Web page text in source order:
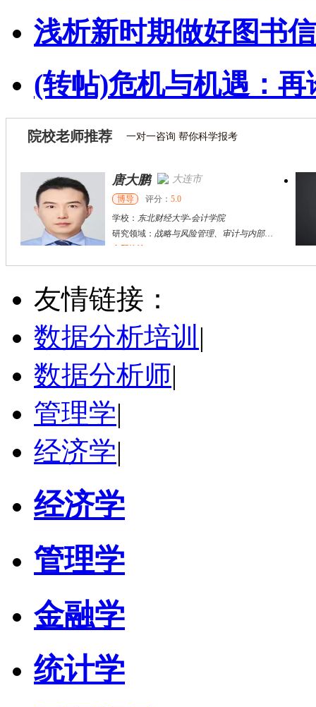
浅析新时期做好图书
(转帖)危机与机遇：再
院校老师推荐 一对一咨询 帮你科学报考
唐大鹏 大连市
博导 评分： 5.0
学校： 东北财经大学-会计学院
研究领域： 战略与风险管理、审计与内部控制、资本市场财务与会计研究
立即咨询
张双鹏 烟台市
硕导
学校：上海立信会计金融学院
立即咨询
友情链接：
数据分析培训 |
数据分析师|
管理学|
经济学|
经济学
管理学
金融学
统计学